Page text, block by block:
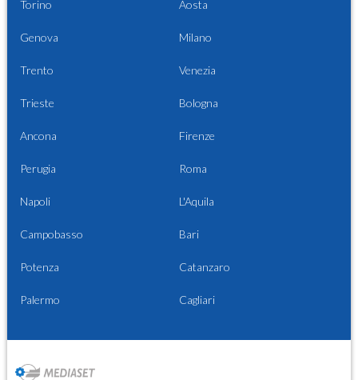
Torino Aosta
Genova Milano
Trento Venezia
Trieste Bologna
Ancona Firenze
Perugia Roma
Napoli L'Aquila
Campobasso Bari
Potenza Catanzaro
Palermo Cagliari